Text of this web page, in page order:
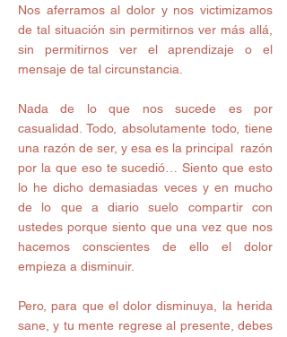
Nos aferramos al dolor y nos victimizamos
de tal situación sin permitirnos ver más allá,
sin permitirnos ver el aprendizaje o el
mensaje de tal circunstancia.
Nada de lo que nos sucede es por
casualidad. Todo, absolutamente todo, tiene
una razón de ser, y esa es la principal  razón
por la que eso te sucedió… Siento que esto
lo he dicho demasiadas veces y en mucho
de lo que a diario suelo compartir con
ustedes porque siento que una vez que nos
hacemos conscientes de ello el dolor
empieza a disminuir.
Pero, para que el dolor disminuya, la herida
sane, y tu mente regrese al presente, debes